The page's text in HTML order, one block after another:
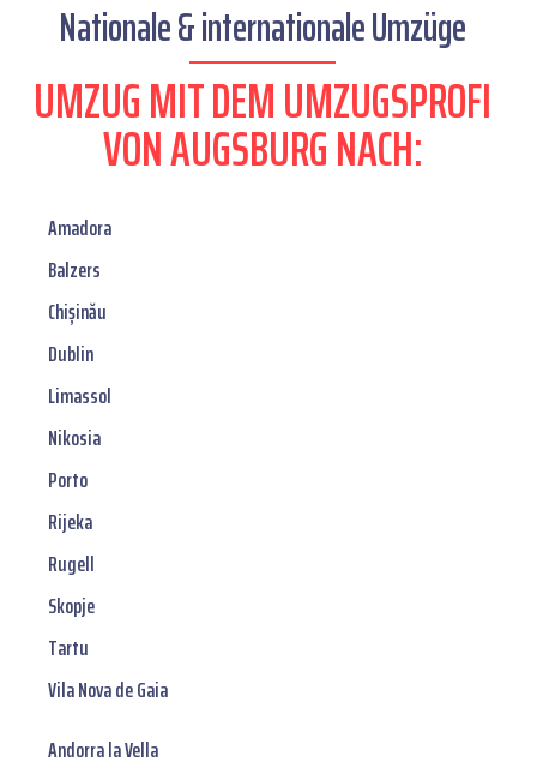
Nationale & internationale Umzüge
UMZUG MIT DEM UMZUGSPROFI
VON AUGSBURG NACH:
Amadora
Balzers
Chișinău
Dublin
Limassol
Nikosia
Porto
Rijeka
Rugell
Skopje
Tartu
Vila Nova de Gaia
Andorra la Vella